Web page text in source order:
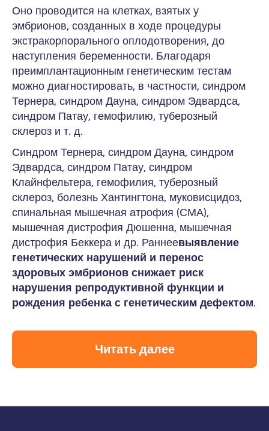
Оно проводится на клетках, взятых у
эмбрионов, созданных в ходе процедуры
экстракорпорального оплодотворения, до
наступления беременности. Благодаря
преимплантационным генетическим тестам
можно диагностировать, в частности, синдром
Тернера, синдром Дауна, синдром Эдвардса,
синдром Патау, гемофилию, туберозный
склероз и т. д.
Синдром Тернера, синдром Дауна, синдром
Эдвардса, синдром Патау, синдром
Клайнфельтера, гемофилия, туберозный
склероз, болезнь Хантингтона, муковисцидоз,
спинальная мышечная атрофия (СМА),
мышечная дистрофия Дюшенна, мышечная
дистрофия Беккера и др. Раннеевыявление
генетических нарушений и перенос
здоровых эмбрионов снижает риск
нарушения репродуктивной функции и
рождения ребенка с генетическим дефектом.
Читать далее